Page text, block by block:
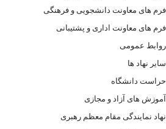
فرم های معاونت دانشجویی و فرهنگی
فرم های معاونت اداری و پشتیبانی
روابط عمومی
سایر نهاد ها
حراست دانشگاه
آموزش های آزاد و مجازی
نهاد نمایندگی مقام معظم رهبری